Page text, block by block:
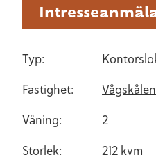
Typ:
Fastighet:
Våning:
Storlek:
2
212 kvm